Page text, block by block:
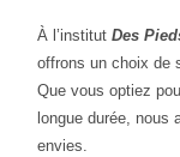
À l’institutDes
offrons un choix de
Que vous optiez
longue durée, nous
envies.